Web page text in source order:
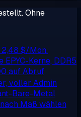
Ohne
2,48 $/Mon.
EPYC-Kerne, DDR5
auf Abruf
voller Admin
Bare-Metal
Maß wählen